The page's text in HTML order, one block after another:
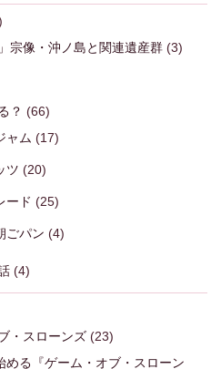
宗像・沖ノ島と関連遺産群(3)
？ (66)
ャム (17)
ツ (20)
ード (25)
ごパン (4)
(4)
・スローンズ(23)
める『ゲーム・オブ・スローン